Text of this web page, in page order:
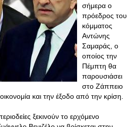
σήμερα ο
πρόεδρος του
κόμματος
Αντώνης
Σαμαράς, ο
οποίος την
Πέμπτη θα
παρουσιάσει
στο Ζάππειο
και την έξοδο από την κρίση.
ξεκινούν το ερχόμενο